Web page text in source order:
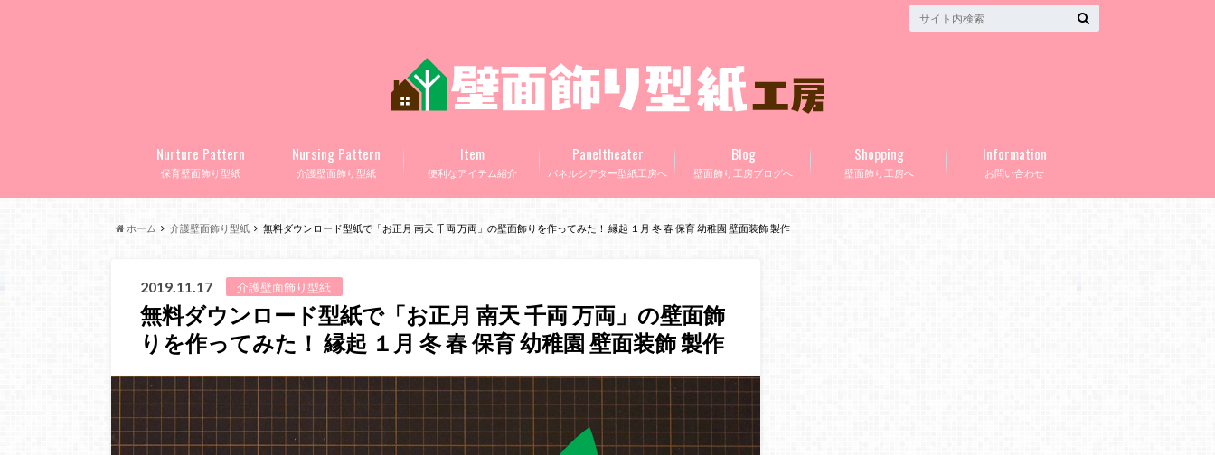
保育壁面飾り型紙
Nurture Pattern
介護壁面飾り型紙
Nursing Pattern
便利なアイテム紹介
Item
パネルシアター型紙工房へ
Paneltheater
壁面飾り工房ブログへ
Blog
壁面飾り工房へ
Shopping
お問い合わせ
Information
ホーム 介護壁面飾り型紙 無料ダウンロード型紙で「お正月 南天 千両 万両」の壁面飾りを作ってみた！ 縁起 １月 冬 春 保育 幼稚園 壁面装飾 製作
2019.11.17 介護壁面飾り型紙
無料ダウンロード型紙で「お正月 南天 千両 万両」の壁面飾
りを作ってみた！ 縁起 １月 冬 春 保育 幼稚園 壁面装飾 製作